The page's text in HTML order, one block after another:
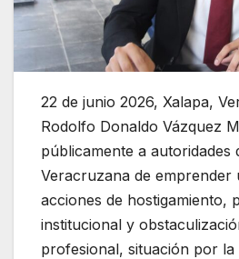
22 de junio 2026, Xalapa,
Rodolfo Donaldo Vázquez
públicamente a autoridades
Veracruzana de emprender
acciones de hostigamiento,
institucional y
profesional, situación por la